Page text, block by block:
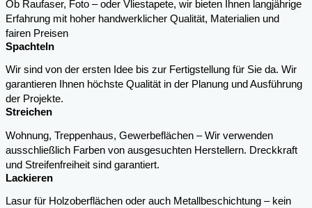
Ob Raufaser, Foto – oder Vliestapete, wir bieten Ihnen langjährige
Erfahrung mit hoher handwerklicher Qualität, Materialien und
fairen Preisen
Spachteln
Wir sind von der ersten Idee bis zur Fertigstellung für Sie da. Wir
garantieren Ihnen höchste Qualität in der Planung und Ausführung
der Projekte.
Streichen
Wohnung, Treppenhaus, Gewerbeflächen – Wir verwenden
ausschließlich Farben von ausgesuchten Herstellern. Dreckkraft
und Streifenfreiheit sind garantiert.
Lackieren
Lasur für Holzoberflächen oder auch Metallbeschichtung – kein